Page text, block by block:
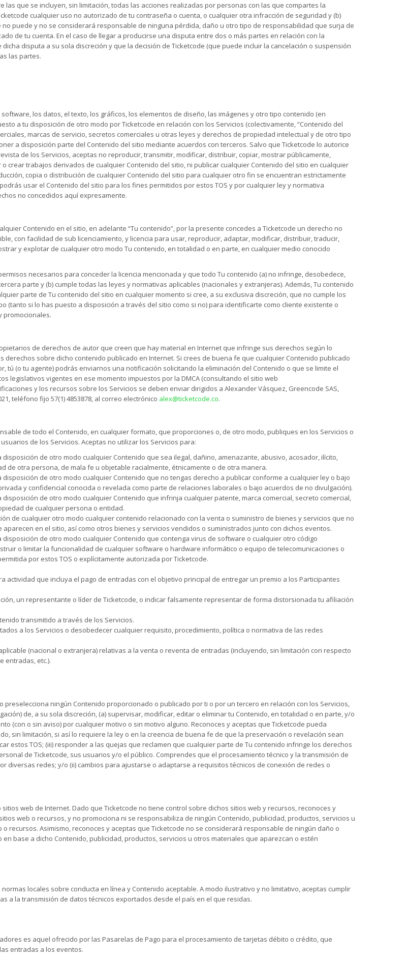
que se incluyen, sin limitación, todas las acciones realizadas por personas con las que compartes la
cualquier uso no autorizado de tu contraseña o cuenta, o cualquier otra infracción de seguridad y (b)
puede y no se considerará responsable de ninguna pérdida, daño u otro tipo de responsabilidad que surja de
de tu cuenta. En el caso de llegar a producirse una disputa entre dos o más partes en relación con la
disputa a su sola discreción y que la decisión de Ticketcode (que puede incluir la cancelación o suspensión
las partes.
los datos, el texto, los gráficos, los elementos de diseño, las imágenes y otro tipo contenido (en
a tu disposición de otro modo por Ticketcode en relación con los Servicios (colectivamente, “Contenido del
marcas de servicio, secretos comerciales u otras leyes y derechos de propiedad intelectual y de otro tipo
a disposición parte del Contenido del sitio mediante acuerdos con terceros. Salvo que Ticketcode lo autorice
de los Servicios, aceptas no reproducir, transmitir, modificar, distribuir, copiar, mostrar públicamente,
crear trabajos derivados de cualquier Contenido del sitio, ni publicar cualquier Contenido del sitio en cualquier
copia o distribución de cualquier Contenido del sitio para cualquier otro fin se encuentran estrictamente
usar el Contenido del sitio para los fines permitidos por estos TOS y por cualquier ley y normativa
no concedidos aquí expresamente.
Contenido en el sitio, en adelante “Tu contenido”, por la presente concedes a Ticketcode un derecho no
con facilidad de sub licenciamiento, y licencia para usar, reproducir, adaptar, modificar, distribuir, traducir,
y explotar de cualquier otro modo Tu contenido, en totalidad o en parte, en cualquier medio conocido
necesarios para conceder la licencia mencionada y que todo Tu contenido (a) no infringe, desobedece,
parte y (b) cumple todas las leyes y normativas aplicables (nacionales y extranjeras). Además, Tu contenido
parte de Tu contenido del sitio en cualquier momento si cree, a su exclusiva discreción, que no cumple los
(tanto si lo has puesto a disposición a través del sitio como si no) para identificarte como cliente existente o
promocionales.
de derechos de autor que creen que hay material en Internet que infringe sus derechos según lo
derechos sobre dicho contenido publicado en Internet. Si crees de buena fe que cualquier Contenido publicado
tú (o tu agente) podrás enviarnos una notificación solicitando la eliminación del Contenido o que se limite el
legislativos vigentes en ese momento impuestos por la DMCA (consultando el sitio web
y los recursos sobre los Servicios se deben enviar dirigidos a Alexander Vásquez, Greencode SAS,
teléfono fijo 57(1) 4853878, al correo electrónico alex@ticketcode.co.
de todo el Contenido, en cualquier formato, que proporciones o, de otro modo, publiques en los Servicios o
de los Servicios. Aceptas no utilizar los Servicios para:
de otro modo cualquier Contenido que sea ilegal, dañino, amenazante, abusivo, acosador, ilícito,
de otra persona, de mala fe u objetable racialmente, étnicamente o de otra manera.
de otro modo cualquier Contenido que no tengas derecho a publicar conforme a cualquier ley o bajo
y confidencial conocida o revelada como parte de relaciones laborales o bajo acuerdos de no divulgación).
de otro modo cualquier Contenido que infrinja cualquier patente, marca comercial, secreto comercial,
de cualquier persona o entidad.
de cualquier otro modo cualquier contenido relacionado con la venta o suministro de bienes y servicios que no
en el sitio, así como otros bienes y servicios vendidos o suministrados junto con dichos eventos.
de otro modo cualquier Contenido que contenga virus de software o cualquier otro código
o limitar la funcionalidad de cualquier software o hardware informático o equipo de telecomunicaciones o
por estos TOS o explícitamente autorizada por Ticketcode.
actividad que incluya el pago de entradas con el objetivo principal de entregar un premio a los Participantes
un representante o líder de Ticketcode, o indicar falsamente representar de forma distorsionada tu afiliación
transmitido a través de los Servicios.
a los Servicios o desobedecer cualquier requisito, procedimiento, política o normativa de las redes
(nacional o extranjera) relativas a la venta o reventa de entradas (incluyendo, sin limitación con respecto
entradas, etc.).
preselecciona ningún Contenido proporcionado o publicado por ti o por un tercero en relación con los Servicios,
de, a su sola discreción, (a) supervisar, modificar, editar o eliminar tu Contenido, en totalidad o en parte, y/o
(con o sin aviso) por cualquier motivo o sin motivo alguno. Reconoces y aceptas que Ticketcode pueda
sin limitación, si así lo requiere la ley o en la creencia de buena fe de que la preservación o revelación sean
estos TOS; (iii) responder a las quejas que reclamen que cualquier parte de Tu contenido infringe los derechos
de Ticketcode, sus usuarios y/o el público. Comprendes que el procesamiento técnico y la transmisión de
diversas redes; y/o (ii) cambios para ajustarse o adaptarse a requisitos técnicos de conexión de redes o
web de Internet. Dado que Ticketcode no tiene control sobre dichos sitios web y recursos, reconoces y
web o recursos, y no promociona ni se responsabiliza de ningún Contenido, publicidad, productos, servicios u
recursos. Asimismo, reconoces y aceptas que Ticketcode no se considerará responsable de ningún daño o
base a dicho Contenido, publicidad, productos, servicios u otros materiales que aparezcan o estén
locales sobre conducta en línea y Contenido aceptable. A modo ilustrativo y no limitativo, aceptas cumplir
a la transmisión de datos técnicos exportados desde el país en el que residas.
es aquel ofrecido por las Pasarelas de Pago para el procesamiento de tarjetas débito o crédito, que
entradas a los eventos.